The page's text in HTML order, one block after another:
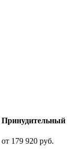
Принудительный
от 179 920 руб.